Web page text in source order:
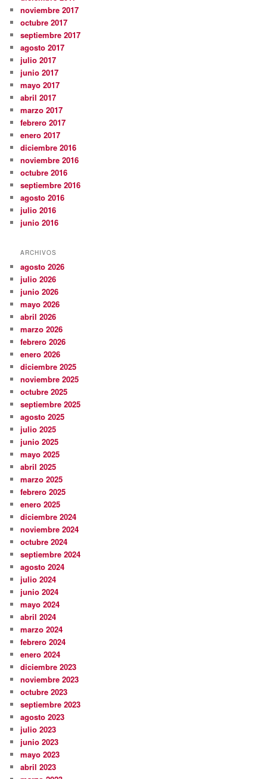
noviembre 2017
octubre 2017
septiembre 2017
agosto 2017
julio 2017
junio 2017
mayo 2017
abril 2017
marzo 2017
febrero 2017
enero 2017
diciembre 2016
noviembre 2016
octubre 2016
septiembre 2016
agosto 2016
julio 2016
junio 2016
ARCHIVOS
agosto 2026
julio 2026
junio 2026
mayo 2026
abril 2026
marzo 2026
febrero 2026
enero 2026
diciembre 2025
noviembre 2025
octubre 2025
septiembre 2025
agosto 2025
julio 2025
junio 2025
mayo 2025
abril 2025
marzo 2025
febrero 2025
enero 2025
diciembre 2024
noviembre 2024
octubre 2024
septiembre 2024
agosto 2024
julio 2024
junio 2024
mayo 2024
abril 2024
marzo 2024
febrero 2024
enero 2024
diciembre 2023
noviembre 2023
octubre 2023
septiembre 2023
agosto 2023
julio 2023
junio 2023
mayo 2023
abril 2023